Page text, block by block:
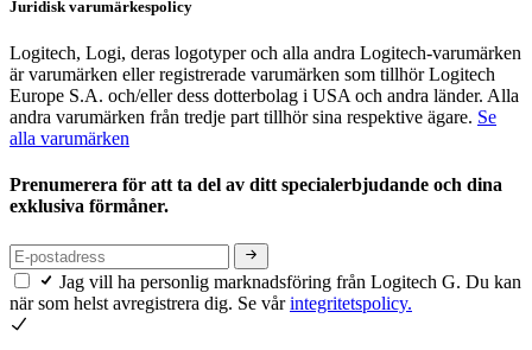
Juridisk varumärkespolicy
Logitech, Logi, deras logotyper och alla andra Logitech-varumärken
är varumärken eller registrerade varumärken som tillhör Logitech
Europe S.A. och/eller dess dotterbolag i USA och andra länder. Alla
andra varumärken från tredje part tillhör sina respektive ägare. Se
alla varumärken
Prenumerera för att ta del av ditt specialerbjudande och dina
exklusiva förmåner.
Jag vill ha personlig marknadsföring från Logitech G. Du kan
när som helst avregistrera dig. Se vårintegritetspolicy.